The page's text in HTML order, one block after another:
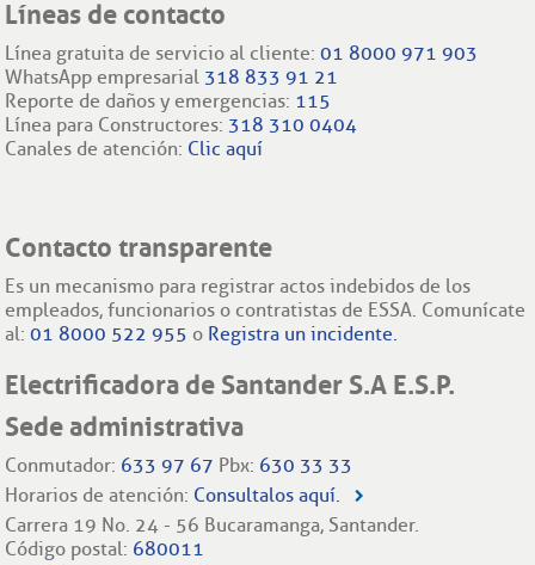
Líneas de contacto
Línea gratuita de servicio al cliente:01 8000 971 903
WhatsApp empresarial 318 833 91 21
Reporte de daños y emergencias: 115
Línea para Constructores: 318 310 0404
Canales de atención: Clic aquí
Contacto transparente
Es un mecanismo para registrar actos indebidos de los
empleados, funcionarios o contratistas de ESSA. Comunícate
al:01 8000 522 955 o Registra un incidente.
Electrificadora de Santander S.A E.S.P.
Sede administrativa
Conmutador: 633 97 67 Pbx: 630 33 33
Horarios de atención: Consultalos aquí.
Carrera 19 No. 24 - 56 Bucaramanga, Santander.
Código postal: 680011